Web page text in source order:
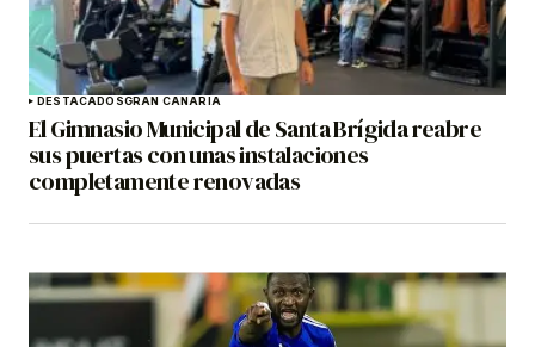
DESTACADOSGRAN CANARIA
El Gimnasio Municipal de Santa Brígida reabre
sus puertas con unas instalaciones
completamente renovadas